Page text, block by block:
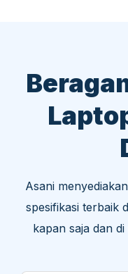
Asani
spesifikasi terbaik
kapan saja dan